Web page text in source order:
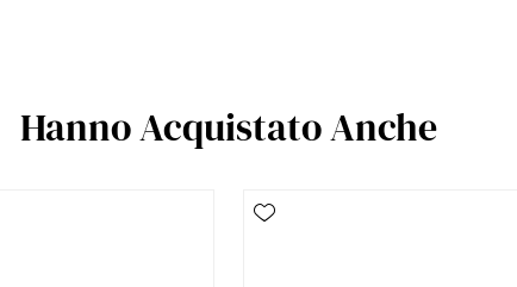
Hanno Acquistato Anche